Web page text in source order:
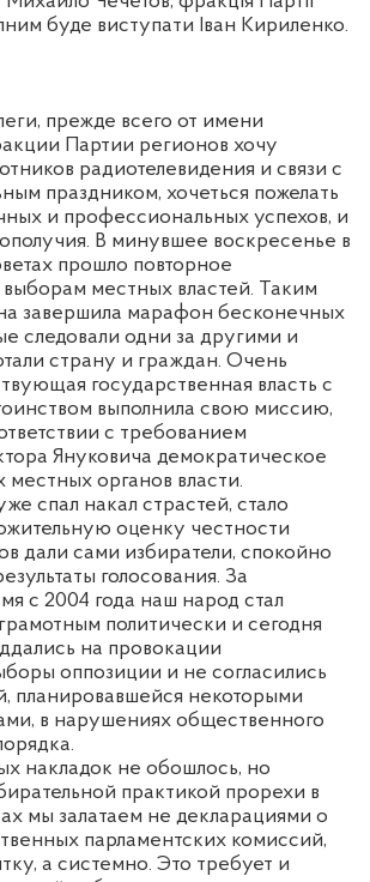
буде виступати Іван Кириленко.
прежде всего от имени
Партии регионов хочу
радиотелевидения и связи с
праздником, хочеться пожелать
и профессиональных успехов, и
В минувшее воскресенье в
прошло повторное
выборам местных властей. Таким
завершила марафон бесконечных
следовали одни за другими и
страну и граждан. Очень
государственная власть с
выполнила свою миссию,
с требованием
Януковича демократическое
органов власти.
спал накал страстей, стало
оценку честности
дали сами избиратели, спокойно
голосования. За
с 2004 года наш народ стал
политически и сегодня
на провокации
оппозиции и не согласились
планировавшейся некоторыми
, в нарушениях общественного
накладок не обошлось, но
практикой прорехи в
мы залатаем не декларациями о
парламентских комиссий,
а системно. Это требует и